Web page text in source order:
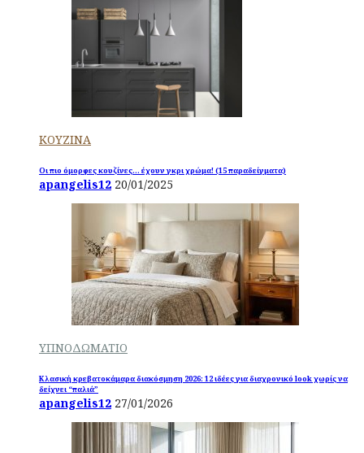
ΚΟΥΖΙΝΑ
Οι πιο όμορφες κουζίνες… έχουν γκρι χρώμα! (15 παραδείγματα)
apangelis12 20/01/2025
ΥΠΝΟΔΩΜΑΤΙΟ
Κλασική κρεβατοκάμαρα διακόσμηση 2026: 12 ιδέες για διαχρονικό look χωρίς να
δείχνει “παλιά”
apangelis12 27/01/2026